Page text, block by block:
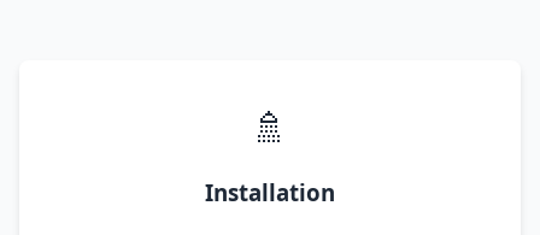
🚿
Installation